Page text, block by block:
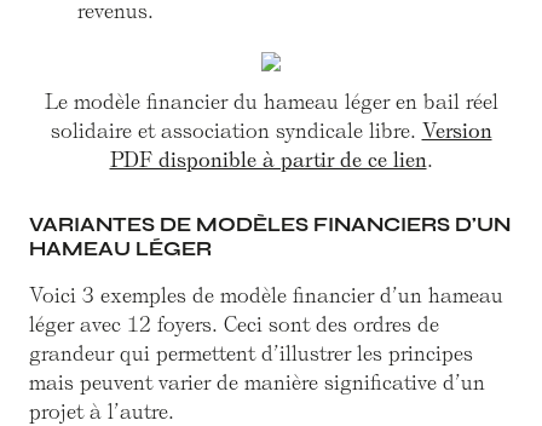
revenus.
Le modèle financier du hameau léger en bail réel
solidaire et association syndicale libre. Version
PDF disponible à partir de ce lien.
VARIANTES DE MODÈLES FINANCIERS D’UN
HAMEAU LÉGER
Voici 3 exemples de modèle financier d’un hameau
léger avec 12 foyers. Ceci sont des ordres de
grandeur qui permettent d’illustrer les principes
mais peuvent varier de manière significative d’un
projet à l’autre.